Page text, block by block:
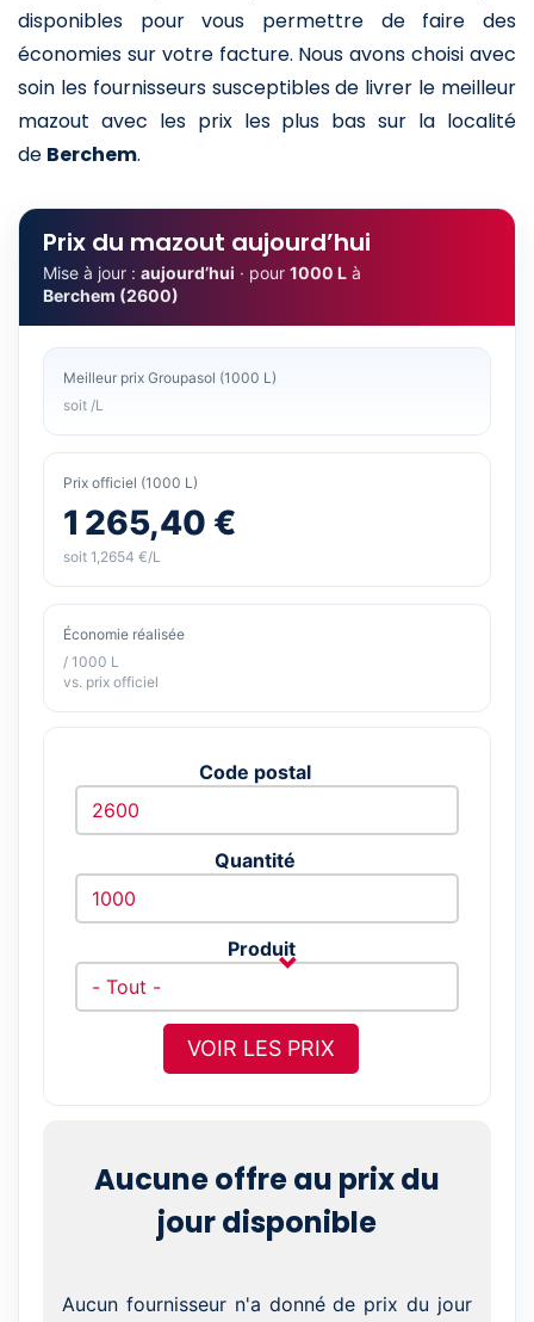
disponibles pour vous permettre de faire des
économies sur votre facture. Nous avons choisi avec
soin les fournisseurs susceptibles de livrer le meilleur
mazout avec les prix les plus bas sur la localité
de Berchem.
Prix du mazout aujourd’hui
Mise à jour : aujourd’hui · pour 1000 L à
Berchem (2600)
Meilleur prix Groupasol (1000 L)
soit /L
Prix officiel (1000 L)
1 265,40 €
soit 1,2654 €/L
Économie réalisée
/ 1000 L
vs. prix officiel
Code postal
Quantité
Produit
VOIR LES PRIX
Aucune offre au prix du
jour disponible
Aucun fournisseur n'a donné de prix du jour